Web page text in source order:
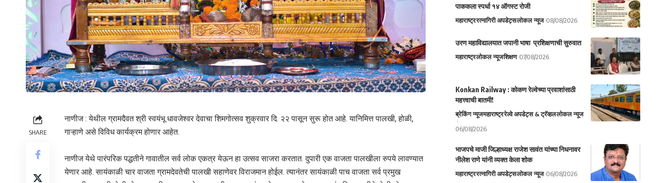
SHARE
नाणीज : येथील ग्रामदैवत श्री स्वयंभू धावजेश्वर देवाचा शिमगोत्सव शुक्रवार दि. २२ पासून सुरू होत आहे. यानिमित्त पालखी, होळी,
गाऱ्हाणे असे विविध कार्यक्रम होणार आहेत.
नाणीज येथे पारंपरिक पद्धतीने गावातील सर्व लोक एकत्र येऊन हा उत्सव साजरा करतात. दुपारी एक वाजता पालखीला रुपये लावण्यात
येणार आहे. सायंकाळी चार वाजता ग्रामदेवतेची पालखी सहाणेवर विराजमान होईल. त्यानंतर सायंकाळी पाच वाजता सर्व प्रमुख
पाककला स्पर्धा १४ ऑगस्ट रोजी
महाराष्ट्ररत्नागिरी अपडेट्सलोकल न्यूज 08/08/2026
उरण महाविद्यालयात जपानी भाषा प्रशिक्षणाची सुरुवात
महाराष्ट्रलोकल न्यूजशिक्षण 07/08/2026
Konkan Railway : कोकण रेल्वेच्या प्रवाशांसाठी
महत्त्वाची बातमी!
ब्रेकिंग न्यूजमहाराष्ट्ररेल्वे अपडेट्स & ट्रॅव्हललोकल न्यूज
06/08/2026
भाजपचे माजी जिल्हाध्यक्ष राजेश सावंत यांच्या निधनावर
नीलेश राणे यांनी व्यक्त केला शोक
महाराष्ट्ररत्नागिरी अपडेट्सलोकल न्यूज 06/08/2026